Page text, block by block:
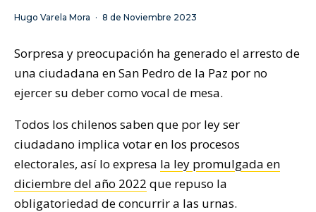
Hugo Varela Mora · 8 de Noviembre 2023
Sorpresa y preocupación ha generado el arresto de
una ciudadana en San Pedro de la Paz por no
ejercer su deber como vocal de mesa.
Todos los chilenos saben que por ley ser
ciudadano implica votar en los procesos
electorales, así lo expresa la ley promulgada en
diciembre del año 2022 que repuso la
obligatoriedad de concurrir a las urnas.